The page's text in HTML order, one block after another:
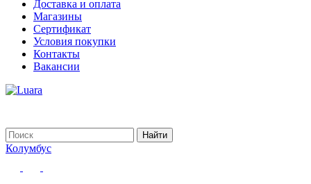
Доставка и оплата
Магазины
Сертификат
Условия покупки
Контакты
Вакансии
Колумбус